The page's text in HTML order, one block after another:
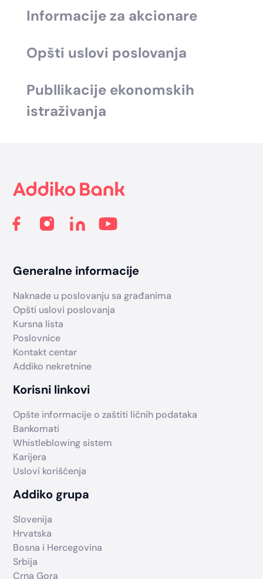
Informacije za akcionare
Opšti uslovi poslovanja
Publlikacije ekonomskih
istraživanja
Generalne informacije
Naknade u poslovanju sa građanima
Opšti uslovi poslovanja
Kursna lista
Poslovnice
Kontakt centar
Addiko nekretnine
Korisni linkovi
Opšte informacije o zaštiti ličnih podataka
Bankomati
Whistleblowing sistem
Karijera
Uslovi korišćenja
Addiko grupa
Slovenija
Hrvatska
Bosna i Hercegovina
Srbija
Crna Gora